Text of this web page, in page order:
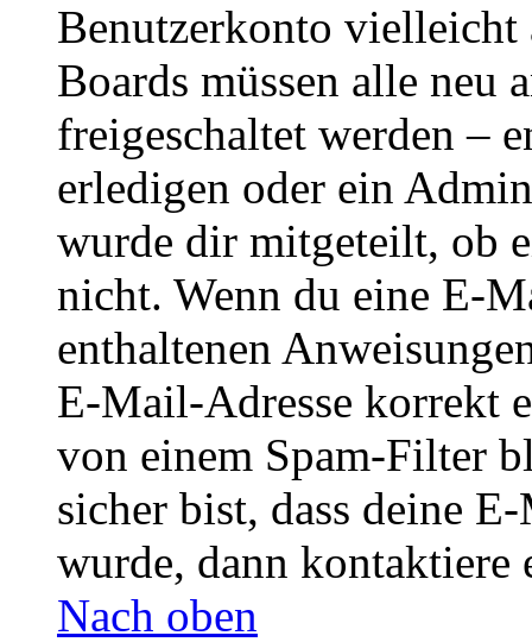
Benutzerkonto
Boards müssen alle neu
freigeschaltet werden –
erledigen oder ein
wurde dir mitgeteilt, ob
nicht. Wenn du eine E-
enthaltenen
E-Mail-Adresse korrekt
von einem Spam-Filter
sicher bist, dass deine
wurde, dann kontaktiere
Nach oben